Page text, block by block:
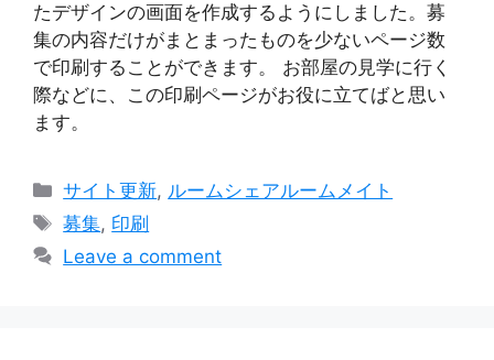
たデザインの画面を作成するようにしました。募
集の内容だけがまとまったものを少ないページ数
で印刷することができます。 お部屋の見学に行く
際などに、この印刷ページがお役に立てばと思い
ます。
Categories
サイト更新, ルームシェアルームメイト
Tags
募集, 印刷
Leave a comment